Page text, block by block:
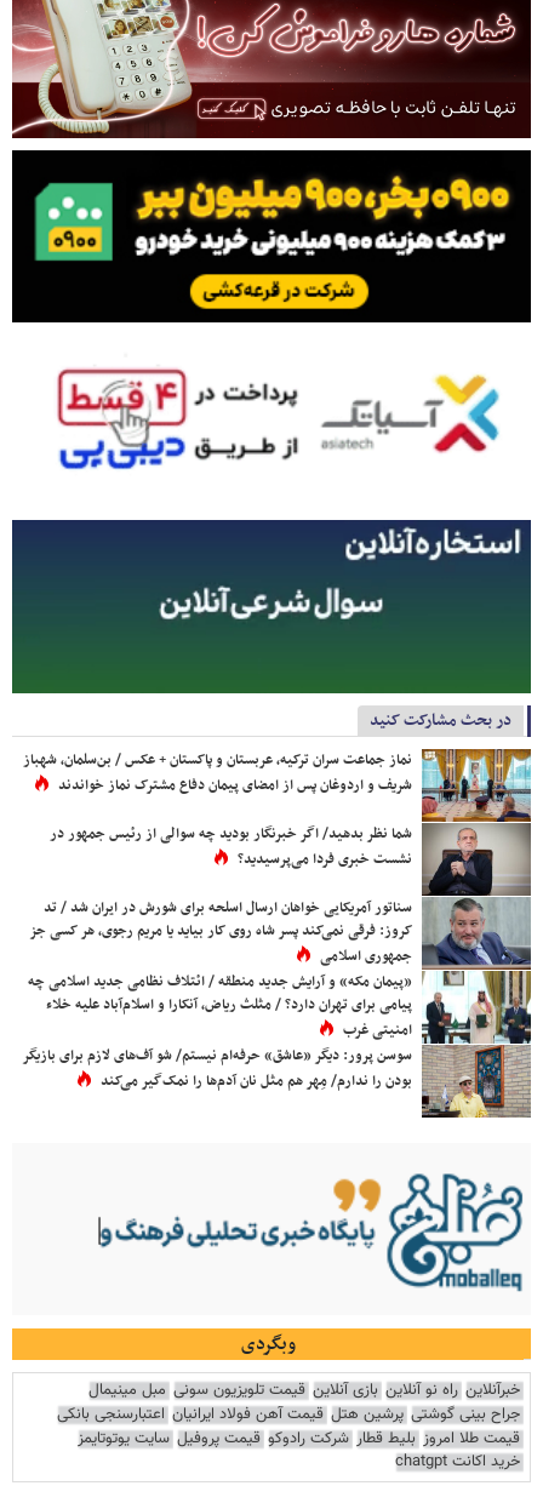
در بحث مشارکت کنید
نماز جماعت سران ترکیه، عربستان و پاکستان + عکس / بن‌سلمان، شهباز
شریف و اردوغان پس از امضای پیمان دفاع مشترک نماز خواندند
شما نظر بدهید/ اگر خبرنگار بودید چه سوالی از رئیس جمهور در
نشست خبری فردا می‌پرسیدید؟
سناتور آمریکایی خواهان ارسال اسلحه برای شورش در ایران شد / تد
کروز: فرقی نمی‌کند پسر شاه روی کار بیاید یا مریم رجوی، هر کسی جز
جمهوری اسلامی
«پیمان مکه» و آرایش جدید منطقه / ائتلاف نظامی جدید اسلامی چه
پیامی برای تهران دارد؟ / مثلث ریاض، آنکارا و اسلام‌آباد علیه خلاء
امنیتی غرب
سوسن پرور: دیگر «عاشق» حرفه‌ام نیستم/ شو آف‌های لازم برای بازیگر
بودن را ندارم/ مِهر هم مثل نان آدم‌ها را نمک‌گیر می‌کند
وبگردی
خبرآنلاین راه نو آنلاین بازی آنلاین قیمت تلویزیون سونی مبل مینیمال
جراح بینی گوشتی پرشین هتل قیمت آهن فولاد ایرانیان اعتبارسنجی بانکی
قیمت طلا امروز بلیط قطار شرکت رادوکو قیمت پروفیل سایت یوتوتایمز
خرید اکانت chatgpt